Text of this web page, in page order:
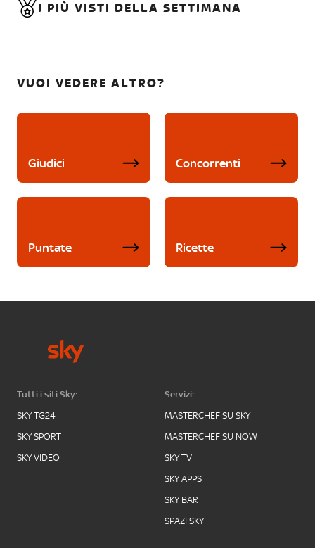
I PIÙ VISTI DELLA SETTIMANA
VUOI VEDERE ALTRO?
Giudici Concorrenti
Puntate Ricette
Tutti i siti Sky:
SKY TG24
SKY SPORT
SKY VIDEO
Servizi:
MASTERCHEF SU SKY
MASTERCHEF SU NOW
SKY TV
SKY APPS
SKY BAR
SPAZI SKY